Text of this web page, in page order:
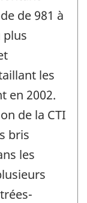
de 981 à
plus
les
en 2002.
de la CTI
bris
les